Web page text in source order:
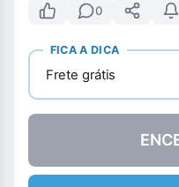
0
FICA A DICA
Frete grátis